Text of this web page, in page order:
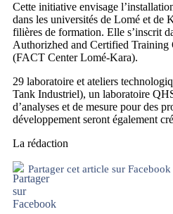
Cette initiative envisage
dans les universités de Lomé et de
filières de formation. Elle s’inscrit
Authorizhed and Certified Training
(FACT Center Lomé-Kara).
29 laboratoire et ateliers
Tank Industriel), un laboratoire
d’analyses et de mesure pour des
développement seront également
La rédaction
Partager cet article sur Facebook